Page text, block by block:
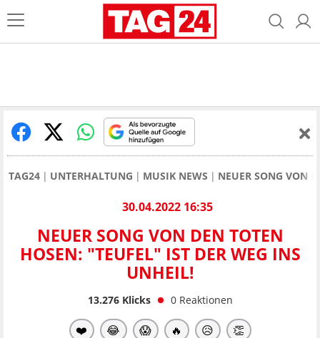
TAG24 UNTERHALTUNG MUSIK NEWS NEUER SONG VON
30.04.2022 16:35
NEUER SONG VON DEN TOTEN
HOSEN: "TEUFEL" IST DER WEG INS
UNHEIL!
13.276Klicks 0 Reaktionen
❤️ 😂 😱 🔥 😥 👏